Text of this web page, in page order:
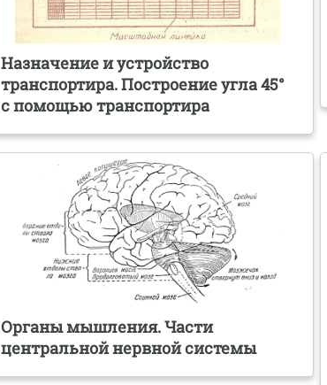
Назначение и устройство
транспортира. Построение угла 45°
с помощью транспортира
Органы мышления. Части
центральной нервной системы